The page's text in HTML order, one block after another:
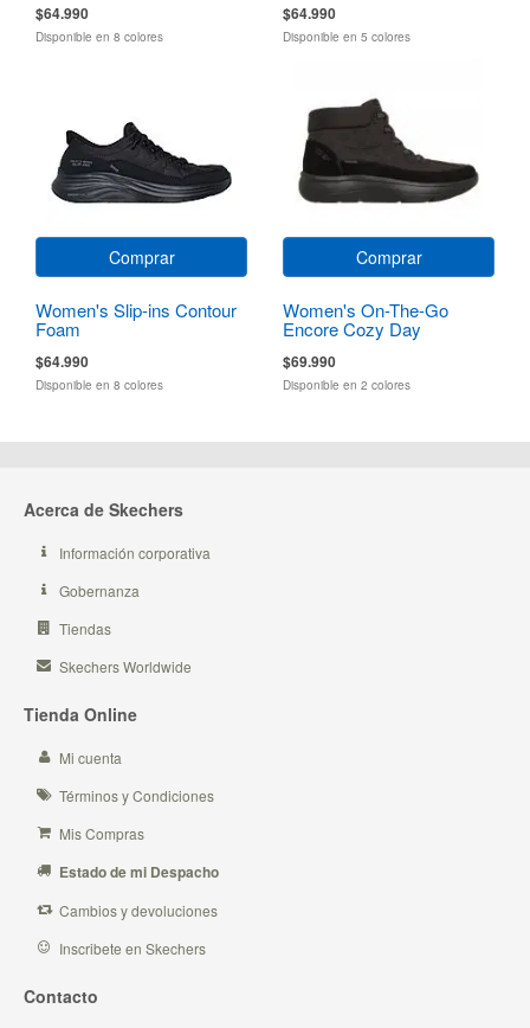
$64.990
Disponible en 8 colores
$64.990
Disponible en 5 colores
Comprar
Women's Slip-ins Contour
Foam
$64.990
Disponible en 8 colores
Comprar
Women's On-The-Go
Encore Cozy Day
$69.990
Disponible en 2 colores
Acerca de Skechers
Información corporativa
Gobernanza
Tiendas
Skechers Worldwide
Tienda Online
Mi cuenta
Términos y Condiciones
Mis Compras
Estado de mi Despacho
Cambios y devoluciones
Inscribete en Skechers
Contacto